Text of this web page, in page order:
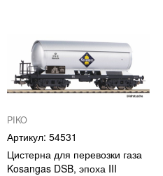
PIKO
54531
Цистерна для перевозки газа
Kosangas DSB, эпоха III